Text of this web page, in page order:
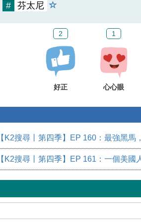
# 芬太尼
2
好正
1
心心眼
【K2搜尋丨第四季】EP 160：最強黑
【K2搜尋丨第四季】EP 161：一個美